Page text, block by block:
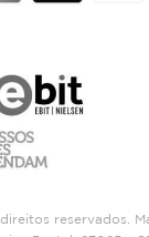
reservados.